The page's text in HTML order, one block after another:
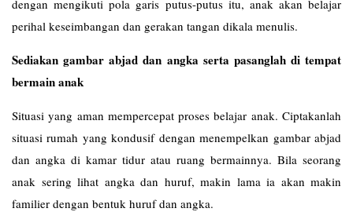
dengan mengikuti pola garis putus-putus itu, anak akan belajar
perihal keseimbangan dan gerakan tangan dikala menulis.
Sediakan gambar abjad dan angka serta pasanglah di tempat
bermain anak
Situasi yang aman mempercepat proses belajar anak. Ciptakanlah
situasi rumah yang kondusif dengan menempelkan gambar abjad
dan angka di kamar tidur atau ruang bermainnya. Bila seorang
anak sering lihat angka dan huruf, makin lama ia akan makin
familier dengan bentuk huruf dan angka.